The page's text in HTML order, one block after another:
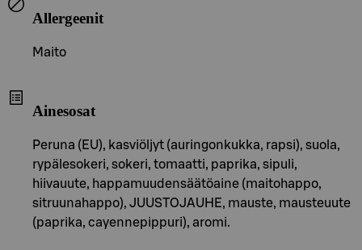
Allergeenit
Maito
Ainesosat
Peruna (EU), kasviöljyt (auringonkukka, rapsi), suola,
rypälesokeri, sokeri, tomaatti, paprika, sipuli,
hiivauute, happamuudensäätöaine (maitohappo,
sitruunahappo), JUUSTOJAUHE, mauste, mausteuute
(paprika, cayennepippuri), aromi.